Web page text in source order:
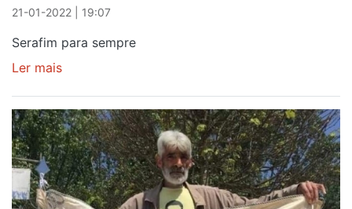
21-01-2022 | 19:07
Serafim para sempre
Ler mais
CLUBE
HOMENAGEADO
EM
OLIVEIRA
DO